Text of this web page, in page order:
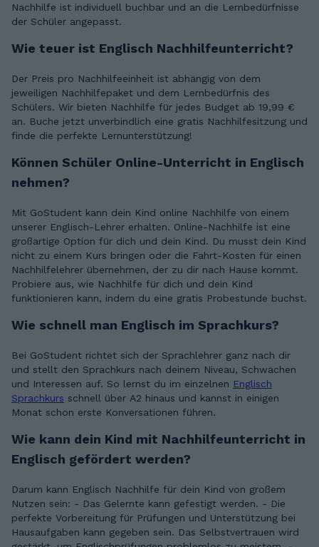
Nachhilfe ist individuell buchbar und an die Lernbedürfnisse
der Schüler angepasst.
Wie teuer ist Englisch Nachhilfeunterricht?
Der Preis pro Nachhilfeeinheit ist abhängig von dem
jeweiligen Nachhilfepaket und dem Lernbedürfnis des
Schülers. Wir bieten Nachhilfe für jedes Budget ab 19,99 €
an. Buche jetzt unverbindlich eine gratis Nachhilfesitzung und
finde die perfekte Lernunterstützung!
Können Schüler Online-Unterricht in Englisch
nehmen?
Mit GoStudent kann dein Kind online Nachhilfe von einem
unserer Englisch-Lehrer erhalten. Online-Nachhilfe ist eine
großartige Option für dich und dein Kind. Du musst dein Kind
nicht zu einem Kurs bringen oder die Fahrt-Kosten für einen
Nachhilfelehrer übernehmen, der zu dir nach Hause kommt.
Probiere aus, wie Nachhilfe für dich und dein Kind
funktionieren kann, indem du eine gratis Probestunde buchst.
Wie schnell man Englisch im Sprachkurs?
Bei GoStudent richtet sich der Sprachlehrer ganz nach dir
und stellt den Sprachkurs nach deinem Niveau, Schwächen
und Interessen auf. So lernst du im einzelnen Englisch
Sprachkurs schnell über A2 hinaus und kannst in einigen
Monat schon erste Konversationen führen.
Wie kann dein Kind mit Nachhilfeunterricht in
Englisch gefördert werden?
Darum kann Englisch Nachhilfe für dein Kind von großem
Nutzen sein: - Das Gelernte kann gefestigt werden. - Die
perfekte Vorbereitung für Prüfungen und Unterstützung bei
Hausaufgaben kann gegeben sein. Das Selbstvertrauen wird